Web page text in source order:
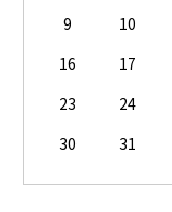
9
10
16
17
23
24
30
31